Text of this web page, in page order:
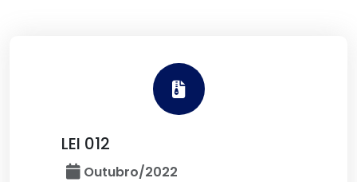
LEI 012
Outubro/2022